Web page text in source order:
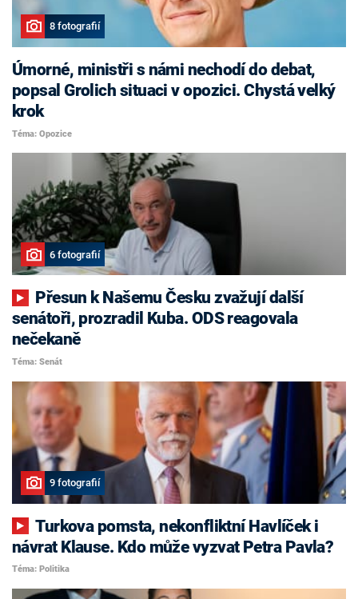
8 fotografií
Úmorné, ministři s námi nechodí do debat,
popsal Grolich situaci v opozici. Chystá velký
krok
Téma: Opozice
6 fotografií
senátoři, prozradil Kuba. ODS reagovala
nečekaně
Téma: Senát
9 fotografií
Turkova pomsta, nekonfliktní Havlíček i
návrat Klause. Kdo může vyzvat Petra Pavla?
Téma: Politika